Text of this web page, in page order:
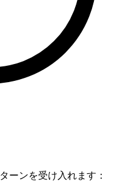
ーンを受け入れます：